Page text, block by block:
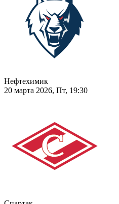
Нефтехимик
20 марта 2026, Пт, 19:30